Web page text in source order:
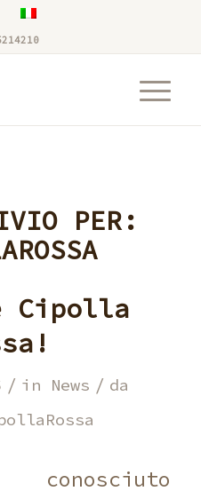
PER:
Cipolla
/ in News / da